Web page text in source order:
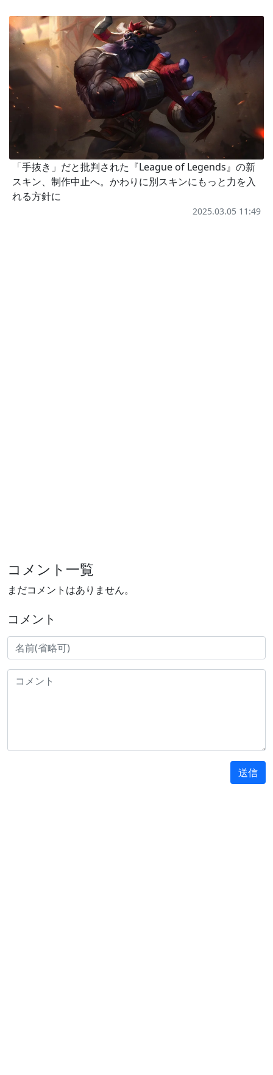
「手抜き」だと批判された『League of Legends』の新
スキン、制作中止へ。かわりに別スキンにもっと力を入
れる方針に
2025.03.05 11:49
コメント一覧
まだコメントはありません。
コメント
送信